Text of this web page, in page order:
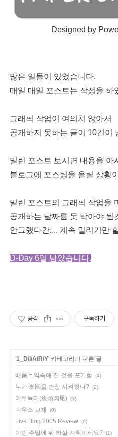
Designed by
많은 일들이 있었습니다.
매일 매일 포스트는 작성을 하
그래픽 작업이 여의치 않아서
공개하지 못하는 글이 10건이
밀린 포스트 보시면 내용을 아
블로그에 포스팅을 올릴 상황
밀린 포스트의 그래픽 작업을
공개하는 날짜를 못 박아야 될
안그랬다간.... 계속 밀리기만
D-Day 6일 남았습니다.
공감 구독하기
'1_D/I/A/R/Y' 카테고리의 다른 글
배움 = 익숙해 진 것을 포기함 (4)
누가 米國을 반장 시켜줬나? (2)
어두육미(魚頭肉尾) (3)
마우스 교체 (0)
Live Blog 2005 Review (0)
이번 주말에 뭐 하실 계획이세요? (1)